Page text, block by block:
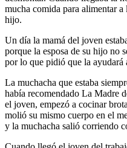
mucha comida para alimentar a
hijo.
Un día la mamá del joven
porque la esposa de su hijo no
por lo que pidió que la ayudará
La muchacha que estaba
había recomendado La Madre
el joven, empezó a cocinar
molió su mismo cuerpo en el
y la muchacha salió corriendo